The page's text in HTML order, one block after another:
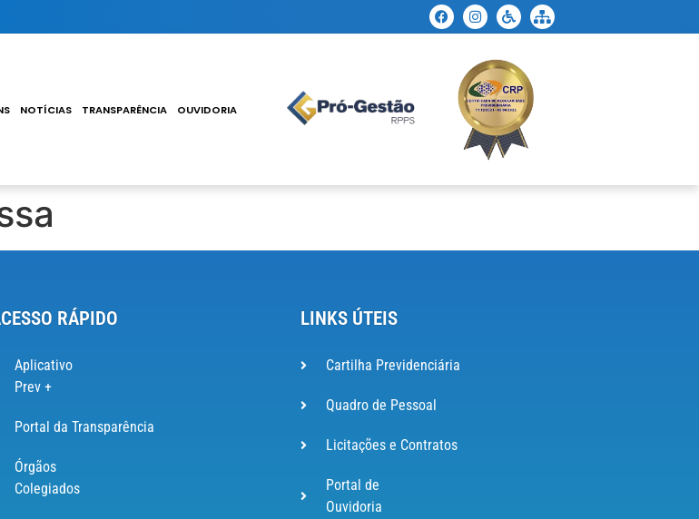
NOTÍCIAS TRANSPARÊNCIA OUVIDORIA
RÁPIDO
Aplicativo
Prev +
Portal da Transparência
Órgãos
Colegiados
LINKS ÚTEIS
Cartilha Previdenciária
Quadro de Pessoal
Licitações e Contratos
Portal de
Ouvidoria